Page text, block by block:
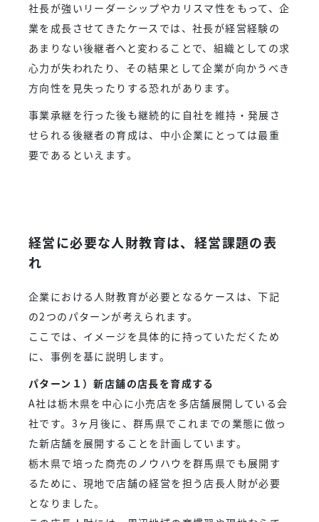
社長が強いリーダーシップやカリスマ性をもって、企
業を成長させてきたケースでは、社長が経営経験の
あまりない後継者へと変わることで、組織としての求
心力が失われたり、その結果として企業が向かうべき
方向性を見失ったりする恐れがあります。
事業承継を行った後も継続的に自社を維持・発展さ
せられる後継者の育成は、中小企業にとっては最重
要であるといえます。
経営に必要な人財教育は、経営課題の表
れ
企業における人財教育が必要となるケースは、下記
の2つのパターンが考えられます。
ここでは、イメージを具体的に持っていただくため
に、事例を基に説明します。
パターン１）新店舗の店長を育成する
A社は栃木県を中心に小売店を多店舗展開している会
社です。3ヶ月後に、群馬県でこれまでの業態に倣っ
た新店舗を展開することを計画しています。
栃木県で培った商売のノウハウを群馬県でも展開す
るために、現地で店舗の経営を担う店長人財が必要
となりました。